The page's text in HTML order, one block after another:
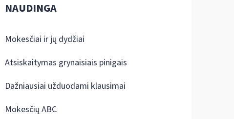
NAUDINGA
Mokesčiai ir jų dydžiai
Atsiskaitymas grynaisiais pinigais
Dažniausiai užduodami klausimai
Mokesčių ABC